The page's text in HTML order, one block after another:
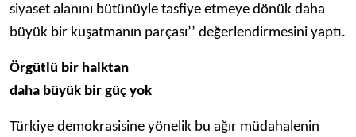
siyaset alanını bütünüyle tasfiye etmeye dönük daha
büyük bir kuşatmanın parçası’’ değerlendirmesini yaptı.
Örgütlü bir halktan
daha büyük bir güç yok
Türkiye demokrasisine yönelik bu ağır müdahalenin